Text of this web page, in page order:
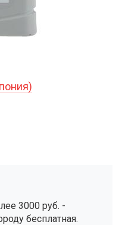
3000 руб. -
бесплатная.